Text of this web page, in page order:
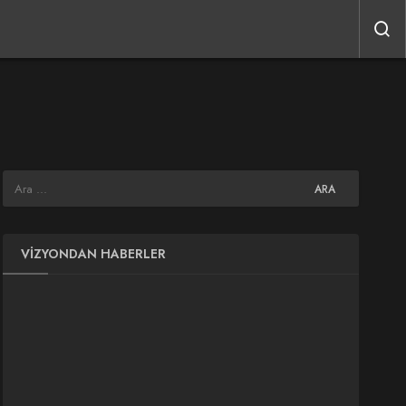
VIZYONDAN HABERLER